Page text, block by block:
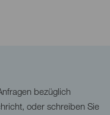
bezüglich
oder schreiben Sie